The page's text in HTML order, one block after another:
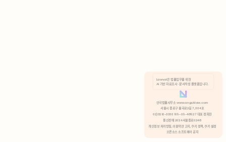
분석 쿠키 허용
Lawvot은 법률업무를 위한
AI 기반 자료조사 · 문서작성 플랫폼입니다.
안국법률사무소 www.anguklaw.com
서울시 종로구 율곡로2길 7, 304호
02)3210-3330 105-05-48527 대표 정희찬
통신판매 2024서울종로0248
개인정보 처리방침, 이용약관 고지, 쿠키 정책, 쿠키 설정
오픈소스 소프트웨어 공지